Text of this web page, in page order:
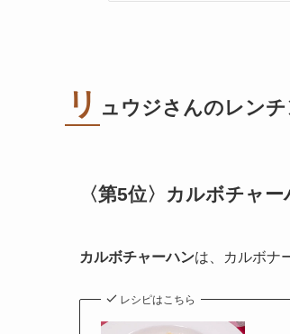
リ ュウジさんのレン
〈第5位〉 カルボチャー
カルボチャーハンは、カルボナ
レシピはこちら